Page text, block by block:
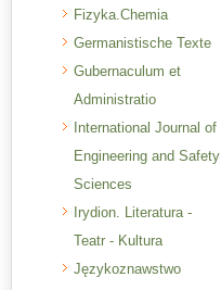
Fizyka.Chemia
Germanistische Texte
Gubernaculum et
Administratio
International Journal of
Engineering and Safety
Sciences
Irydion. Literatura -
Teatr - Kultura
Językoznawstwo